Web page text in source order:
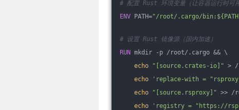
# 配置 Rust 环境变量（让容器运行时
ENV PATH="/root/.cargo/
# 设置 Rust 镜像源（国内加速）
RUN mkdir -p /root/.cargo && \
echo
"[source.crates-io]" >
echo
'replace-with =
echo
"[source.rsproxy]" >> /
echo
'registry = "https://